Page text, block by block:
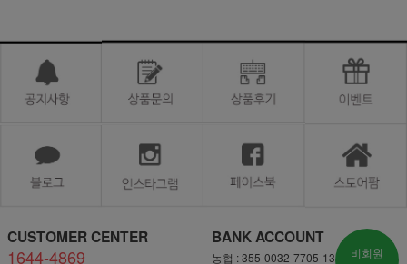
CUSTOMER CENTER
1644-4869
BANK ACCOUNT
농협 : 355-0032-7705-13
비회원